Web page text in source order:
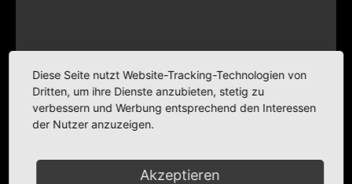
Diese Seite nutzt Website-Tracking-Technologien von
Dritten, um ihre Dienste anzubieten, stetig zu
verbessern und Werbung entsprechend den Interessen
der Nutzer anzuzeigen.
Akzeptieren